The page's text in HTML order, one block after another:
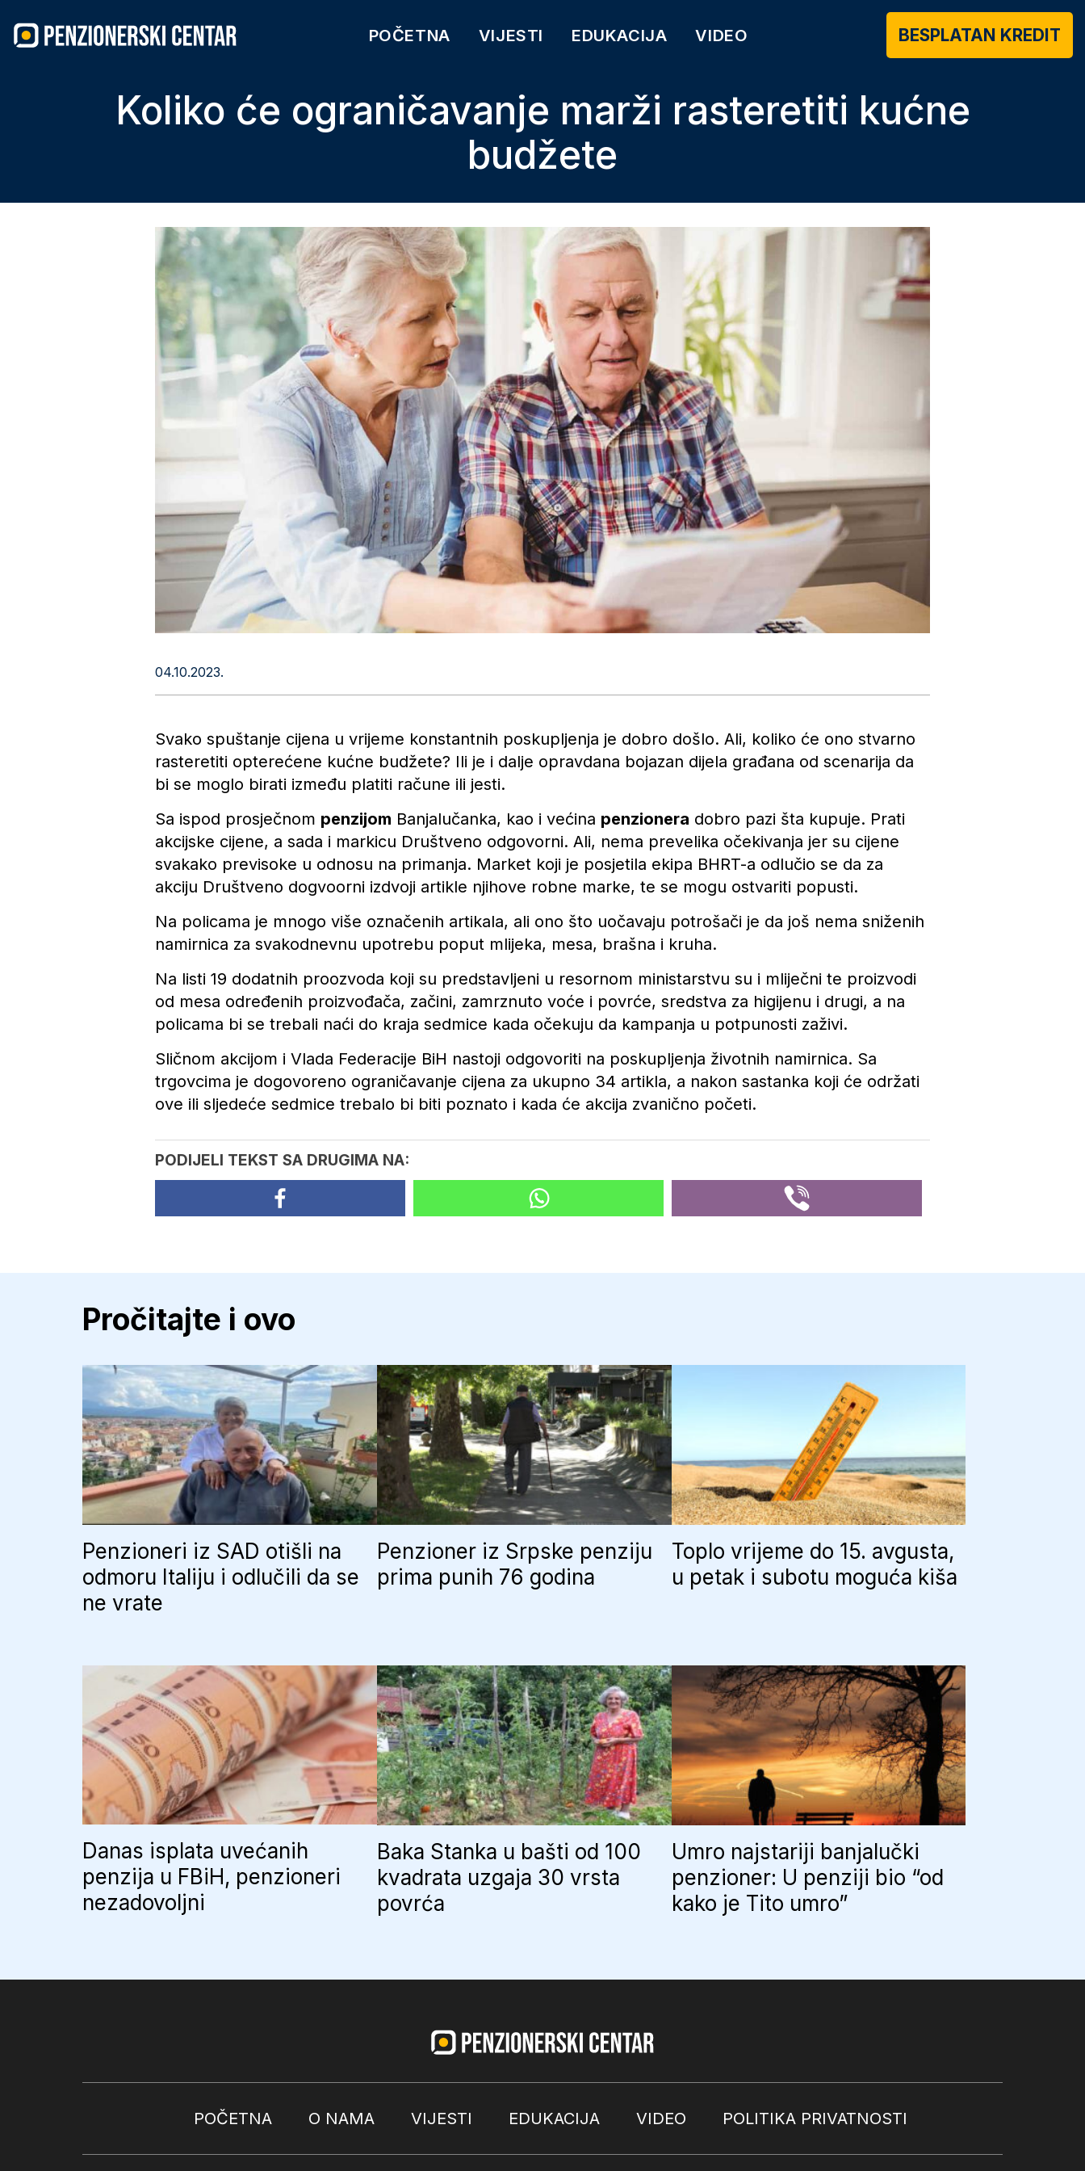
content
POČETNA VIJESTI EDUKACIJA VIDEO BESPLATAN KREDIT
Koliko će ograničavanje marži rasteretiti kućne
budžete
04.10.2023.
Svako spuštanje cijena u vrijeme konstantnih poskupljenja je dobro došlo. Ali, koliko će ono stvarno
rasteretiti opterećene kućne budžete? Ili je i dalje opravdana bojazan dijela građana od scenarija da
bi se moglo birati izmеđu platiti račune ili jesti.
Sa ispod prosječnom penzijom Banjalučanka, kao i većina penzionera dobro pazi šta kupuje. Prati
akcijske cijene, a sada i markicu Društveno odgovorni. Ali, nema prevelika očekivanja jer su cijene
svakako previsoke u odnosu na primanja. Market koji je posjetila ekipa BHRT-a odlučio se da za
akciju Društveno dogvoorni izdvoji artikle njihove robne marke, te se mogu ostvariti popusti.
Na policama je mnogo više označenih artikala, ali ono što uočavaju potrošači je da još nema sniženih
namirnica za svakodnevnu upotrebu poput mlijeka, mesa, brašna i kruha.
Na listi 19 dodatnih proozvoda koji su predstavljeni u resornom ministarstvu su i mliječni te proizvodi
od mesa određenih proizvođača, začini, zamrznuto voće i povrće, sredstva za higijenu i drugi, a na
policama bi se trebali naći do kraja sedmice kada očekuju da kampanja u potpunosti zaživi.
Sličnom akcijom i Vlada Federacije BiH nastoji odgovoriti na poskupljenja životnih namirnica. Sa
trgovcima je dogovoreno ograničavanje cijena za ukupno 34 artikla, a nakon sastanka koji će održati
ove ili sljedeće sedmice trebalo bi biti poznato i kada će akcija zvanično početi.
PODIJELI TEKST SA DRUGIMA NA:
Pročitajte i ovo
Penzioneri iz SAD otišli na
odmoru Italiju i odlučili da se
ne vrate
Penzioner iz Srpske penziju
prima punih 76 godina
Toplo vrijeme do 15. avgusta,
u petak i subotu moguća kiša
Danas isplata uvećanih
penzija u FBiH, penzioneri
nezadovoljni
Baka Stanka u bašti od 100
kvadrata uzgaja 30 vrsta
povrća
Umro najstariji banjalučki
penzioner: U penziji bio “od
kako je Tito umro”
POČETNA O NAMA VIJESTI EDUKACIJA VIDEO POLITIKA PRIVATNOSTI